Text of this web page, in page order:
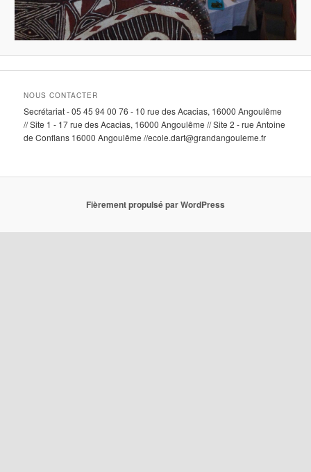
NOUS CONTACTER
Secrétariat - 05 45 94 00 76 - 10 rue des Acacias, 16000 Angoulême
// Site 1 - 17 rue des Acacias, 16000 Angoulême // Site 2 - rue Antoine
de Conflans 16000 Angoulême //ecole.dart@grandangouleme.fr
Fièrement propulsé par WordPress